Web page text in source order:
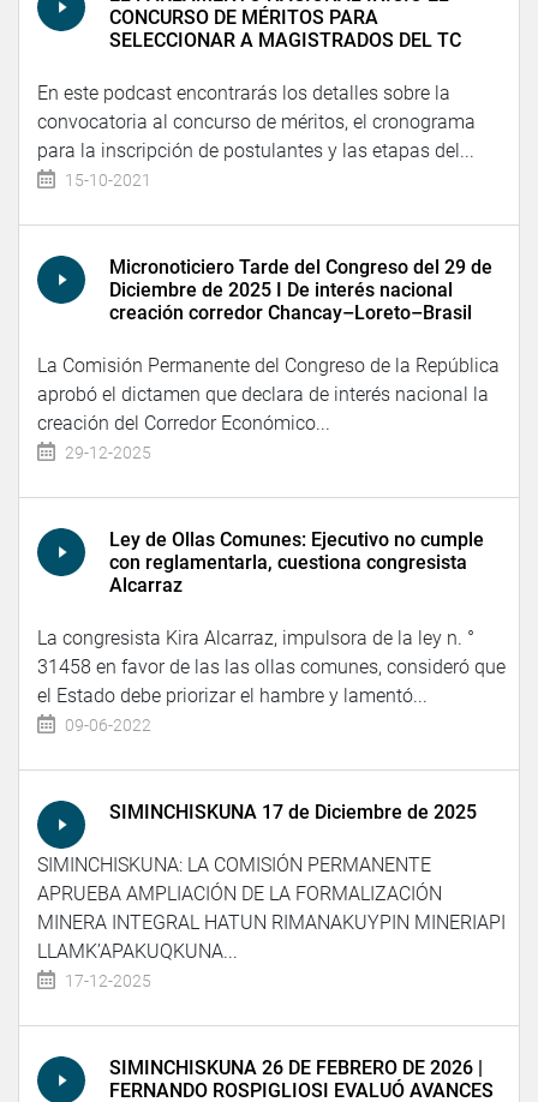
CONCURSO DE MÉRITOS PARA
SELECCIONAR A MAGISTRADOS DEL TC
En este podcast encontrarás los detalles sobre la
convocatoria al concurso de méritos, el cronograma
para la inscripción de postulantes y las etapas del...
15-10-2021
Micronoticiero Tarde del Congreso del 29 de
Diciembre de 2025 I De interés nacional
creación corredor Chancay–Loreto–Brasil
La Comisión Permanente del Congreso de la República
aprobó el dictamen que declara de interés nacional la
creación del Corredor Económico...
29-12-2025
Ley de Ollas Comunes: Ejecutivo no cumple
con reglamentarla, cuestiona congresista
Alcarraz
La congresista Kira Alcarraz, impulsora de la ley n. °
31458 en favor de las las ollas comunes, consideró que
el Estado debe priorizar el hambre y lamentó...
09-06-2022
SIMINCHISKUNA 17 de Diciembre de 2025
SIMINCHISKUNA: LA COMISIÓN PERMANENTE
APRUEBA AMPLIACIÓN DE LA FORMALIZACIÓN
MINERA INTEGRAL HATUN RIMANAKUYPIN MINERIAPI
LLAMK’APAKUQKUNA...
17-12-2025
SIMINCHISKUNA 26 DE FEBRERO DE 2026 |
FERNANDO ROSPIGLIOSI EVALUÓ AVANCES